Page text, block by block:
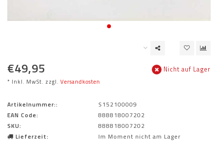
€49,95
* Inkl. MwSt. zzgl. Versandkosten
Nicht auf Lager
Artikelnummer::
S152100009
EAN Code:
888818007202
SKU:
888818007202
Lieferzeit:
Im Moment nicht am Lager